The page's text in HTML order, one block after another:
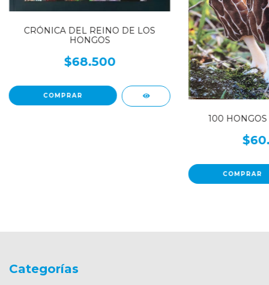
CRÓNICA DEL REINO DE LOS
HONGOS
$68.500
100
Categorías